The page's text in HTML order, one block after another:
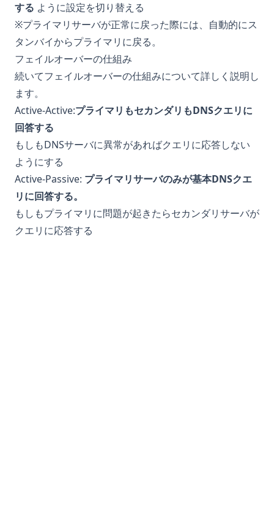
する ように設定を切り替える
※プライマリサーバが正常に戻った際には、自動的にス
タンバイからプライマリに戻る。
フェイルオーバーの仕組み
続いてフェイルオーバーの仕組みについて詳しく説明し
ます。
Active-Active:プライマリもセカンダリもDNSクエリに
回答する
もしもDNSサーバに異常があればクエリに応答しない
ようにする
Active-Passive: プライマリサーバのみが基本DNSクエ
リに回答する。
もしもプライマリに問題が起きたらセカンダリサーバが
クエリに応答する